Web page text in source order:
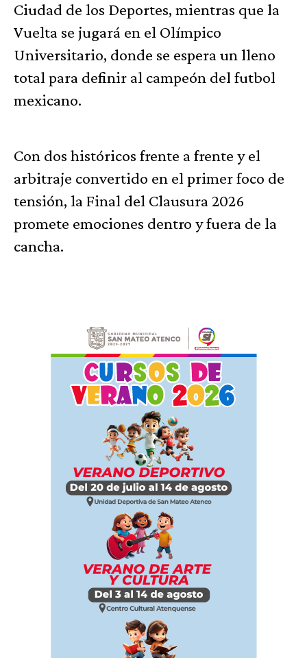
Ciudad de los Deportes, mientras que la
Vuelta se jugará en el Olímpico
Universitario, donde se espera un lleno
total para definir al campeón del futbol
mexicano.
Con dos históricos frente a frente y el
arbitraje convertido en el primer foco de
tensión, la Final del Clausura 2026
promete emociones dentro y fuera de la
cancha.